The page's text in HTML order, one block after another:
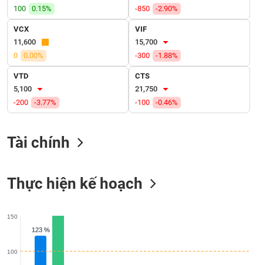
100
0.15%
-850
-2.90%
VCX
11,600
0
0.00%
VIF
15,700
-300
-1.88%
VTD
5,100
-200
-3.77%
CTS
21,750
-100
-0.46%
Tài chính
Thực hiện kế hoạch
123 %
123 %
100
150
SÓC
SỨC
KHỎE
TÀI
CHÍNH
THÔNG